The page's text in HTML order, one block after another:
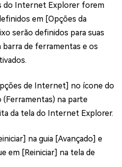
do Internet Explorer forem
em [Opções da
serão definidos para suas
de ferramentas e os
de Internet] no ícone do
(Ferramentas) na parte
da tela do Internet Explorer.
na guia [Avançado] e
em [Reiniciar] na tela de